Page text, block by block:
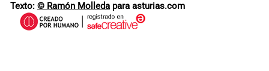
Texto: © Ramón Molleda para asturias.com